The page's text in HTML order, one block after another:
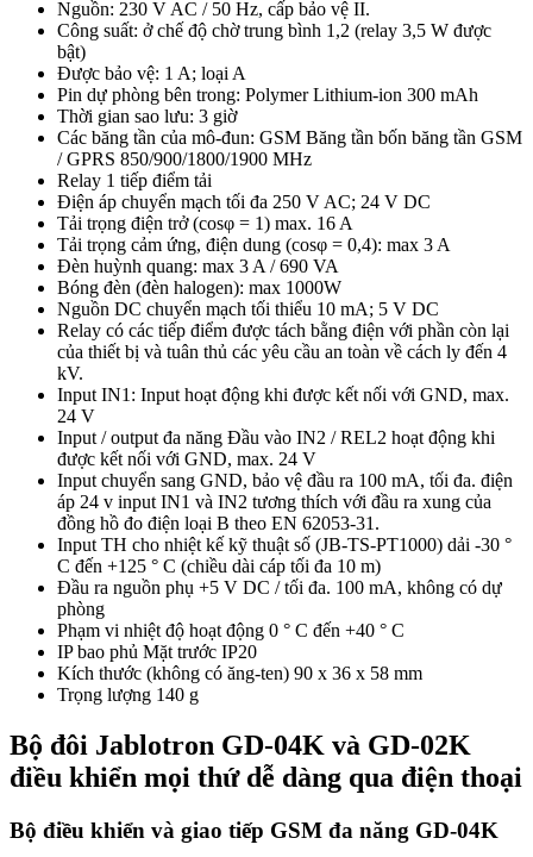
Nguồn: 230 V AC / 50 Hz, cấp bảo vệ II.
Công suất: ở chế độ chờ trung bình 1,2 (relay 3,5 W được
bật)
Được bảo vệ: 1 A; loại A
Pin dự phòng bên trong: Polymer Lithium-ion 300 mAh
Thời gian sao lưu: 3 giờ
Các băng tần của mô-đun: GSM Băng tần bốn băng tần GSM
/ GPRS 850/900/1800/1900 MHz
Relay 1 tiếp điểm tải
Điện áp chuyển mạch tối đa 250 V AC; 24 V DC
Tải trọng điện trở (cosφ = 1) max. 16 A
Tải trọng cảm ứng, điện dung (cosφ = 0,4): max 3 A
Đèn huỳnh quang: max 3 A / 690 VA
Bóng đèn (đèn halogen): max 1000W
Nguồn DC chuyển mạch tối thiểu 10 mA; 5 V DC
Relay có các tiếp điểm được tách bằng điện với phần còn lại
của thiết bị và tuân thủ các yêu cầu an toàn về cách ly đến 4
kV.
Input IN1: Input hoạt động khi được kết nối với GND, max.
24 V
Input / output đa năng Đầu vào IN2 / REL2 hoạt động khi
được kết nối với GND, max. 24 V
Input chuyển sang GND, bảo vệ đầu ra 100 mA, tối đa. điện
áp 24 v input IN1 và IN2 tương thích với đầu ra xung của
đồng hồ đo điện loại B theo EN 62053-31.
Input TH cho nhiệt kế kỹ thuật số (JB-TS-PT1000) dải -30 °
C đến +125 ° C (chiều dài cáp tối đa 10 m)
Đầu ra nguồn phụ +5 V DC / tối đa. 100 mA, không có dự
phòng
Phạm vi nhiệt độ hoạt động 0 ° C đến +40 ° C
IP bao phủ Mặt trước IP20
Kích thước (không có ăng-ten) 90 x 36 x 58 mm
Trọng lượng 140 g
Bộ đôi Jablotron GD-04K và GD-02K
điều khiển mọi thứ dễ dàng qua điện thoại
Bộ điều khiển và giao tiếp GSM đa năng GD-04K